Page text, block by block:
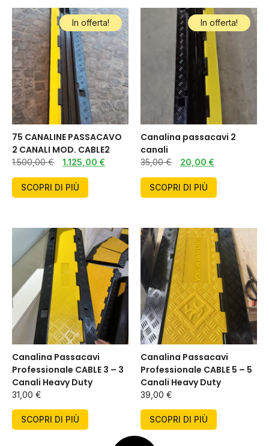
In offerta!
75 CANALINE PASSACAVO
2 CANALI MOD. CABLE2
1.500,00€ 1.125,00 €
SCOPRI DI PIÙ
In offerta!
Canalina passacavi 2
canali
35,00€ 20,00 €
SCOPRI DI PIÙ
Canalina Passacavi
Professionale CABLE 3 – 3
Canali Heavy Duty
31,00 €
SCOPRI DI PIÙ
Canalina Passacavi
Professionale CABLE 5 – 5
Canali Heavy Duty
39,00 €
SCOPRI DI PIÙ